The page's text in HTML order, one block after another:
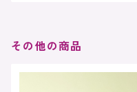
その他の商品